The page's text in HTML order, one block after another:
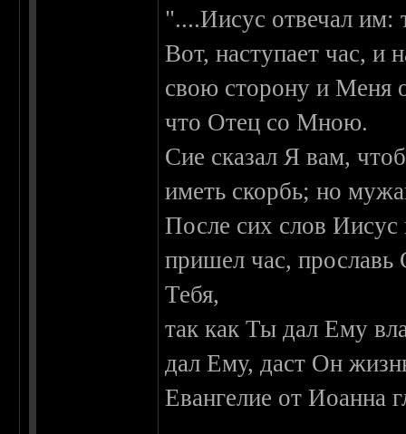
"....Иисус отвечал им:
Вот, наступает час, и
свою сторону и Меня
что Отец со Мною.
Сие сказал Я вам,
иметь скорбь; но
После сих слов Иисус
пришел час,
Тебя,
так как Ты дал Ему
дал Ему, даст Он
Евангелие от Иоанна